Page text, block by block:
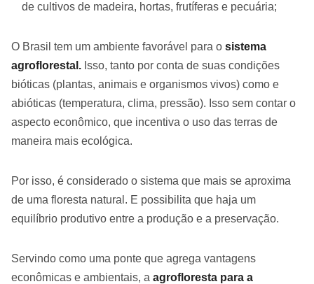
de cultivos de madeira, hortas, frutíferas e pecuária;
O Brasil tem um ambiente favorável para o sistema
agroflorestal. Isso, tanto por conta de suas condições
bióticas (plantas, animais e organismos vivos) como e
abióticas (temperatura, clima, pressão). Isso sem contar o
aspecto econômico, que incentiva o uso das terras de
maneira mais ecológica.
Por isso, é considerado o sistema que mais se aproxima
de uma floresta natural. E possibilita que haja um
equilíbrio produtivo entre a produção e a preservação.
Servindo como uma ponte que agrega vantagens
econômicas e ambientais, a agrofloresta para a